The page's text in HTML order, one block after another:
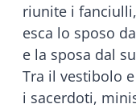
riunite i
esca lo sposo
e la sposa dal
Tra il vestibolo
i sacerdoti,